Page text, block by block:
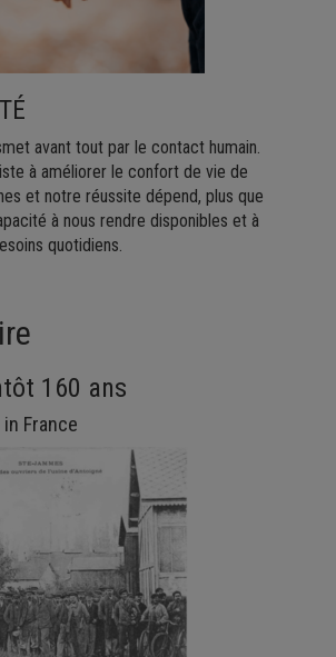
avant tout par le contact humain.
à améliorer le confort de vie de
et notre réussite dépend, plus que
à nous rendre disponibles et à
quotidiens.
160 ans
France